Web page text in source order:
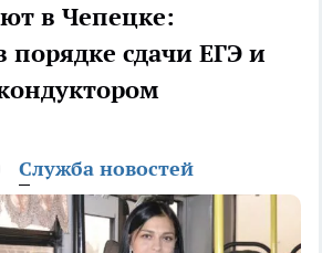
в Чепецке:
сдачи ЕГЭ и
Служба новостей